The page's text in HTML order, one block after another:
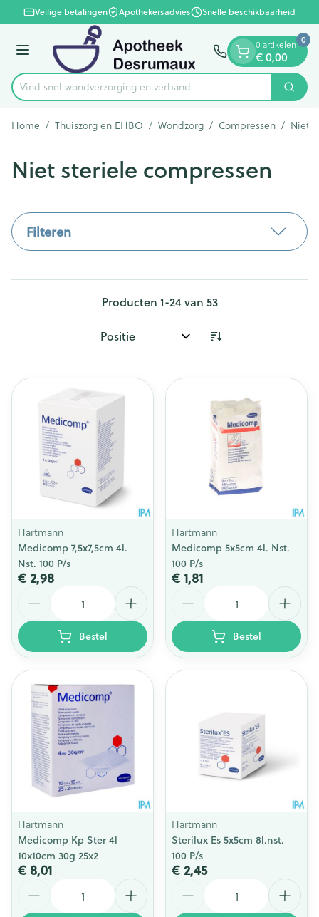
Ga naar de inhoud
1 van 1Veilige betalingen Apothekersadvies Snelle beschikbaarheid
Menu
Product, merk, categorie...
Vind snel wondverzorging en verb Zoek
0 artikelen
€ 0,00
0
Home / Thuiszorg en EHBO / Wondzorg / Compressen / Niet
Niet steriele compressen
Filteren
Producten 1-24van 53
Sorteer op:
Hartmann
Medicomp 7,5x7,5cm 4l.
Nst. 100 P/s
€ 2,98
Bestel
Hartmann
Medicomp 5x5cm 4l. Nst.
100 P/s
€ 1,81
Bestel
Hartmann
Medicomp Kp Ster 4l
10x10cm 30g 25x2
€ 8,01
Hartmann
Sterilux Es 5x5cm 8l.nst.
100 P/s
€ 2,45